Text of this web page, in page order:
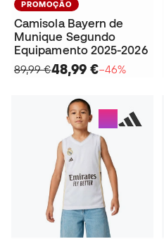
PROMOÇÃO
Camisola Bayern de
Munique Segundo
Equipamento 2025-2026
89,99 €48,99 €−46%